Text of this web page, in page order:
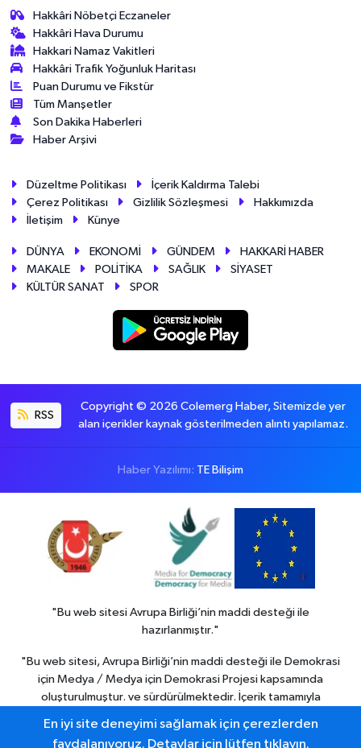
Hakkâri Nöbetçi Eczaneler
Hakkâri Hava Durumu
Hakkari Namaz Vakitleri
Hakkâri Trafik Yoğunluk Haritası
Puan Durumu ve Fikstür
Tüm Manşetler
Son Dakika Haberleri
Haber Arşivi
Düzeltme Politikası
İçerik Kaldırma Talebi
Çerez Politikası
Gizlilik Sözleşmesi
Hakkımızda
İletişim
Künye
DÜNYA EKONOMİ GÜNDEM
HAKKARİ HABER
MAKALE
POLİTİKA SAĞLIK
SİYASET
KÜLTÜR SANAT
SPOR
RSS
Copyright © 2026 Colemerg Haber, Sitemizde yer
alan içerikler kaynak gösterilmeden alıntı yapılamaz.
Haber Yazılımı: TE Bilişim
"Bu web sitesi Avrupa Birliği’nin maddi desteği ile
hazırlanmıştır."
"Bu web sitesi, Avrupa Birliği’nin maddi desteği ile Demokrasi
için Medya / Medya için Demokrasi Projesi kapsamında
oluşturulmuştur. ve sürdürülmektedir. İçerik tamamıyla
görüşlerini yansıtmak zorunda değildir."
En iyi site deneyimi sağlamak için çerezlerden
faydalanıyoruz. Detaylar için lütfen tıklayın.